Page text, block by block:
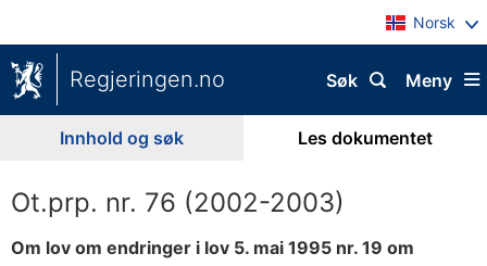
Norsk
Regjeringen.no Meny
Søk
Innhold og søk Les dokumentet
Ot.prp. nr. 76 (2002-2003)
Om lov om endringer i lov 5. mai 1995 nr. 19 om